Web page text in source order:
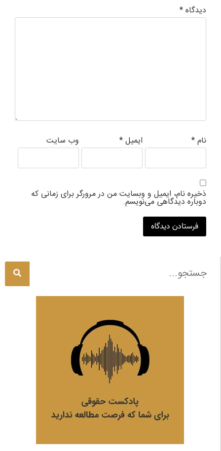
دیدگاه*
نام* ایمیل* وب‌ سایت
ذخیره نام، ایمیل و وبسایت من در مرورگر برای زمانی که
دوباره دیدگاهی می‌نویسم.